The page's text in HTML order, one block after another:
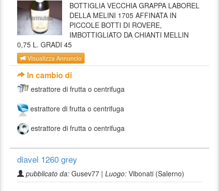
BOTTIGLIA VECCHIA GRAPPA LABOREL
DELLA MELINI 1705 AFFINATA IN
PICCOLE BOTTI DI ROVERE,
IMBOTTIGLIATO DA CHIANTI MELLIN
0,75 L. GRADI 45
Visualizza Annuncio
In cambio di
estrattore di frutta o centrifuga
estrattore di frutta o centrifuga
estrattore di frutta o centrifuga
diavel 1260 grey
pubblicato da: Gusev77 | Luogo: Vibonati (Salerno)